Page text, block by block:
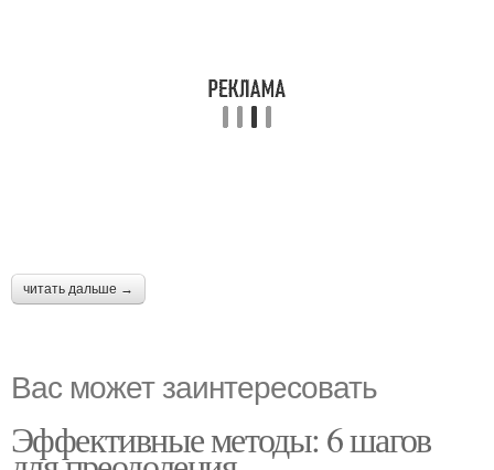
читать дальше →
Вас может заинтересовать
Эффективные методы: 6 шагов